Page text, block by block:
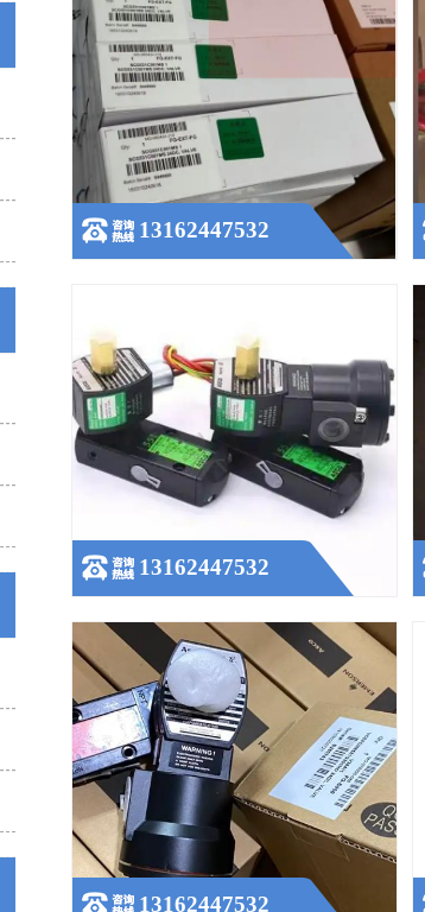
13162447532
美国ASCO电磁阀
8551G309MO,SCG551A002MS
查看更多
13162447532
ASCO 阿斯卡电磁阀 YA2BB4522G00040
查看更多
13162447532